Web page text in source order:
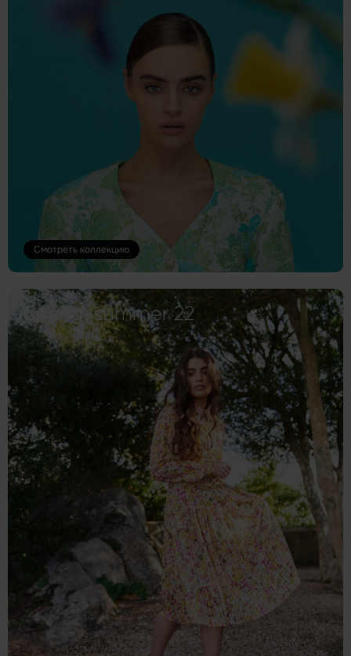
Смотреть коллекцию
Spring-summer 22